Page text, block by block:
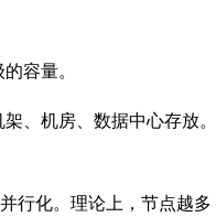
容量。
、机房、数据中心存放
化。理论上，节点越多